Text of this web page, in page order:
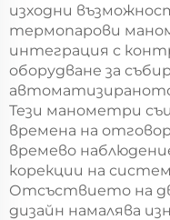
изходни
термопарови
интеграция с
оборудване за
Тези манометри
времена на
времево
корекции на
Отсъствието на
дизайн намалява